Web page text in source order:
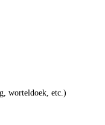
worteldoek, etc.)